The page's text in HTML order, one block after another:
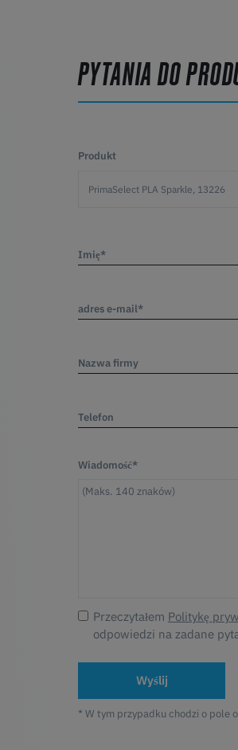
PYTANIA DO
Produkt
Imię*
adres e-mail*
Nazwa firmy
Telefon
Wiadomość*
Przeczytałem Politykę
odpowiedzi na zadane
Wyślij
* W tym przypadku chodzi o pole